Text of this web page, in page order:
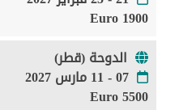
1900 Euro
الدوحة (قطر)
07 - 11 مارس 2027
5500 Euro